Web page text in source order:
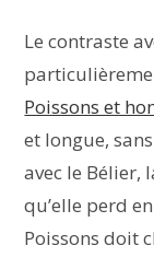
Le contraste
Poissons et
et longue,
avec le Bélier,
qu’elle perd
Poissons doit